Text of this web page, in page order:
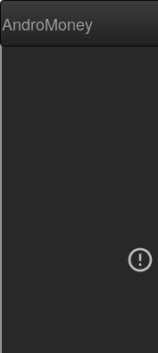
AndroMoney